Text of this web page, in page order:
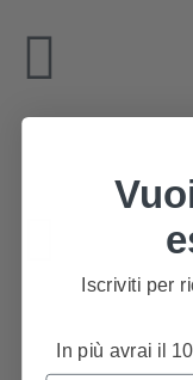
Via G. Bruno, 94
Lunedì-Venerdì 9-12.30 |
Iscriviti per
In più avrai il